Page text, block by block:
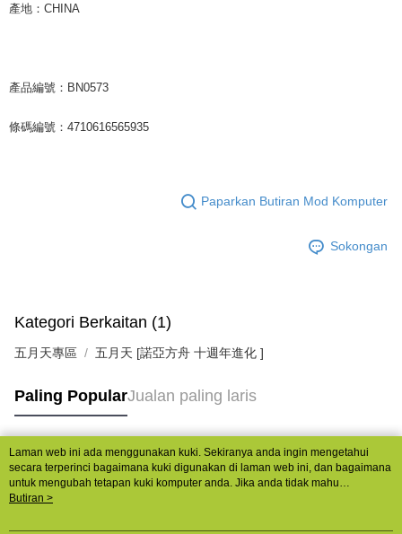
產地：CHINA
產品編號：BN0573
條碼編號：4710616565935
Paparkan Butiran Mod Komputer
Sokongan
Kategori Berkaitan (1)
五月天專區 五月天 [諾亞方舟 十週年進化 ]
Paling PopularJualan paling laris
Tag Popular
Laman web ini ada menggunakan kuki. Sekiranya anda ingin mengetahui
secara terperinci bagaimana kuki digunakan di laman web ini, dan bagaimana
untuk mengubah tetapan kuki komputer anda. Jika anda tidak mahu
menggunakan kuki di komputer anda, sila rujuk penerangan mengenai kuki.
mengetahui secara terperinci bagaimana kuki digunakan di laman web ini,
Butiran >